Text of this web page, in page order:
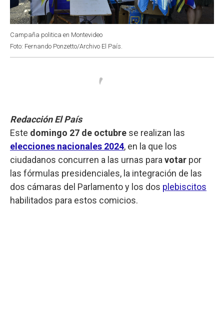
Campaña politica en Montevideo
Foto: Fernando Ponzetto/Archivo El País.
Redacción El País
Este domingo 27 de octubre se realizan las
elecciones nacionales 2024, en la que los
ciudadanos concurren a las urnas para votar por
las fórmulas presidenciales, la integración de las
dos cámaras del Parlamento y los dos plebiscitos
habilitados para estos comicios.